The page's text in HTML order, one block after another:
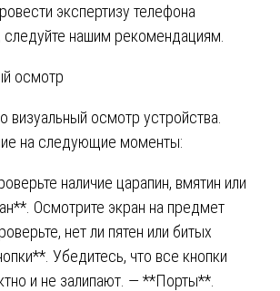
экспертизу телефона
следуйте нашим рекомендациям.
осмотр
визуальный осмотр устройства.
на следующие моменты:
наличие царапин, вмятин или
Осмотрите экран на предмет
нет ли пятен или битых
Убедитесь, что все кнопки
и не залипают. — **Порты**.